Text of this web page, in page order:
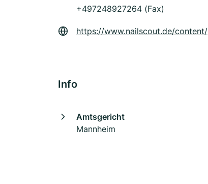
+497248927264 (Fax)
https://www.nailscout.de/content/
Info
Amtsgericht
Mannheim